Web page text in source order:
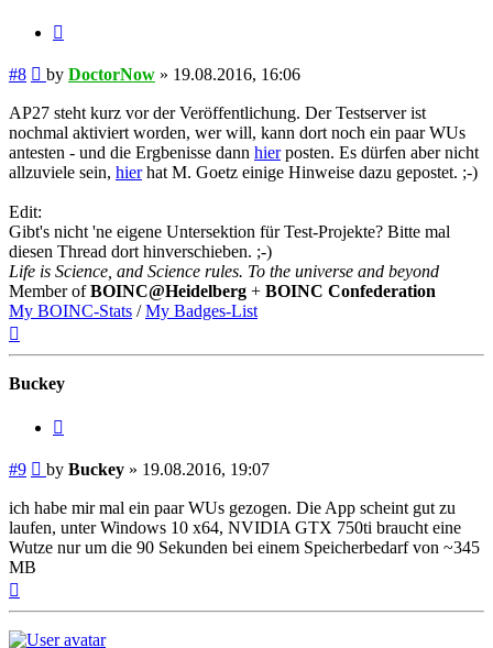
#8 Post
by DoctorNow » 19.08.2016, 16:06
AP27 steht kurz vor der Veröffentlichung. Der Testserver ist
nochmal aktiviert worden, wer will, kann dort noch ein paar WUs
antesten - und die Ergbenisse dann hierposten. Es dürfen aber nicht
allzuviele sein, hierhat M. Goetz einige Hinweise dazu gepostet. ;-)
Edit:
Gibt's nicht 'ne eigene Untersektion für Test-Projekte? Bitte mal
diesen Thread dort hinverschieben. ;-)
Life is Science, and Science rules. To the universe and beyond
Member ofBOINC@Heidelberg + BOINC Confederation
My BOINC-Stats /My Badges-List
Buckey
#9 Post
by Buckey » 19.08.2016, 19:07
ich habe mir mal ein paar WUs gezogen. Die App scheint gut zu
laufen, unter Windows 10 x64, NVIDIA GTX 750ti braucht eine
Wutze nur um die 90 Sekunden bei einem Speicherbedarf von ~345
MB